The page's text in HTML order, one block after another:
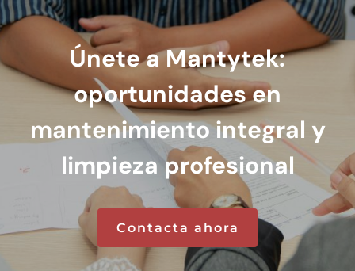
Únete a Mantytek:
oportunidades en
mantenimiento integral y
limpieza profesional
Contacta ahora